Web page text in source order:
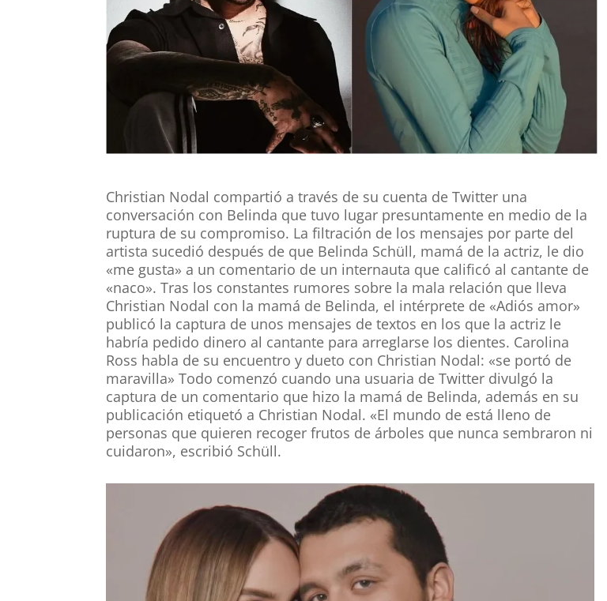
Christian Nodal compartió a través de su cuenta de Twitter una
conversación con Belinda que tuvo lugar presuntamente en medio de la
ruptura de su compromiso. La filtración de los mensajes por parte del
artista sucedió después de que Belinda Schüll, mamá de la actriz, le dio
«me gusta» a un comentario de un internauta que calificó al cantante de
«naco». Tras los constantes rumores sobre la mala relación que lleva
Christian Nodal con la mamá de Belinda, el intérprete de «Adiós amor»
publicó la captura de unos mensajes de textos en los que la actriz le
habría pedido dinero al cantante para arreglarse los dientes. Carolina
Ross habla de su encuentro y dueto con Christian Nodal: «se portó de
maravilla» Todo comenzó cuando una usuaria de Twitter divulgó la
captura de un comentario que hizo la mamá de Belinda, además en su
publicación etiquetó a Christian Nodal. «El mundo de está lleno de
personas que quieren recoger frutos de árboles que nunca sembraron ni
cuidaron», escribió Schüll.